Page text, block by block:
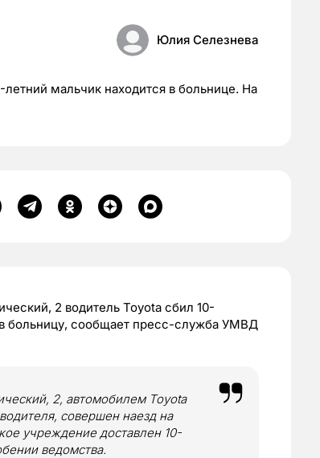
Юлия Селезнева
мальчик находится в больнице. На
2 водитель Toyota сбил 10-
больницу, сообщает пресс-служба УМВД
2, автомобилем Toyota
совершен наезд на
учреждение доставлен 10-
ведомства.